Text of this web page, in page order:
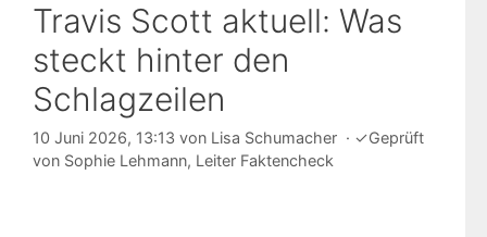
Travis Scott aktuell: Was
steckt hinter den
Schlagzeilen
10 Juni 2026, 13:13 von Lisa Schumacher · ✓Geprüft
von Sophie Lehmann, Leiter Faktencheck